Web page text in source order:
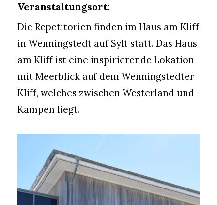
Veranstaltungsort:
Die Repetitorien finden im Haus am Kliff
in Wenningstedt auf Sylt statt. Das Haus
am Kliff ist eine inspirierende Lokation
mit Meerblick auf dem Wenningstedter
Kliff, welches zwischen Westerland und
Kampen liegt.